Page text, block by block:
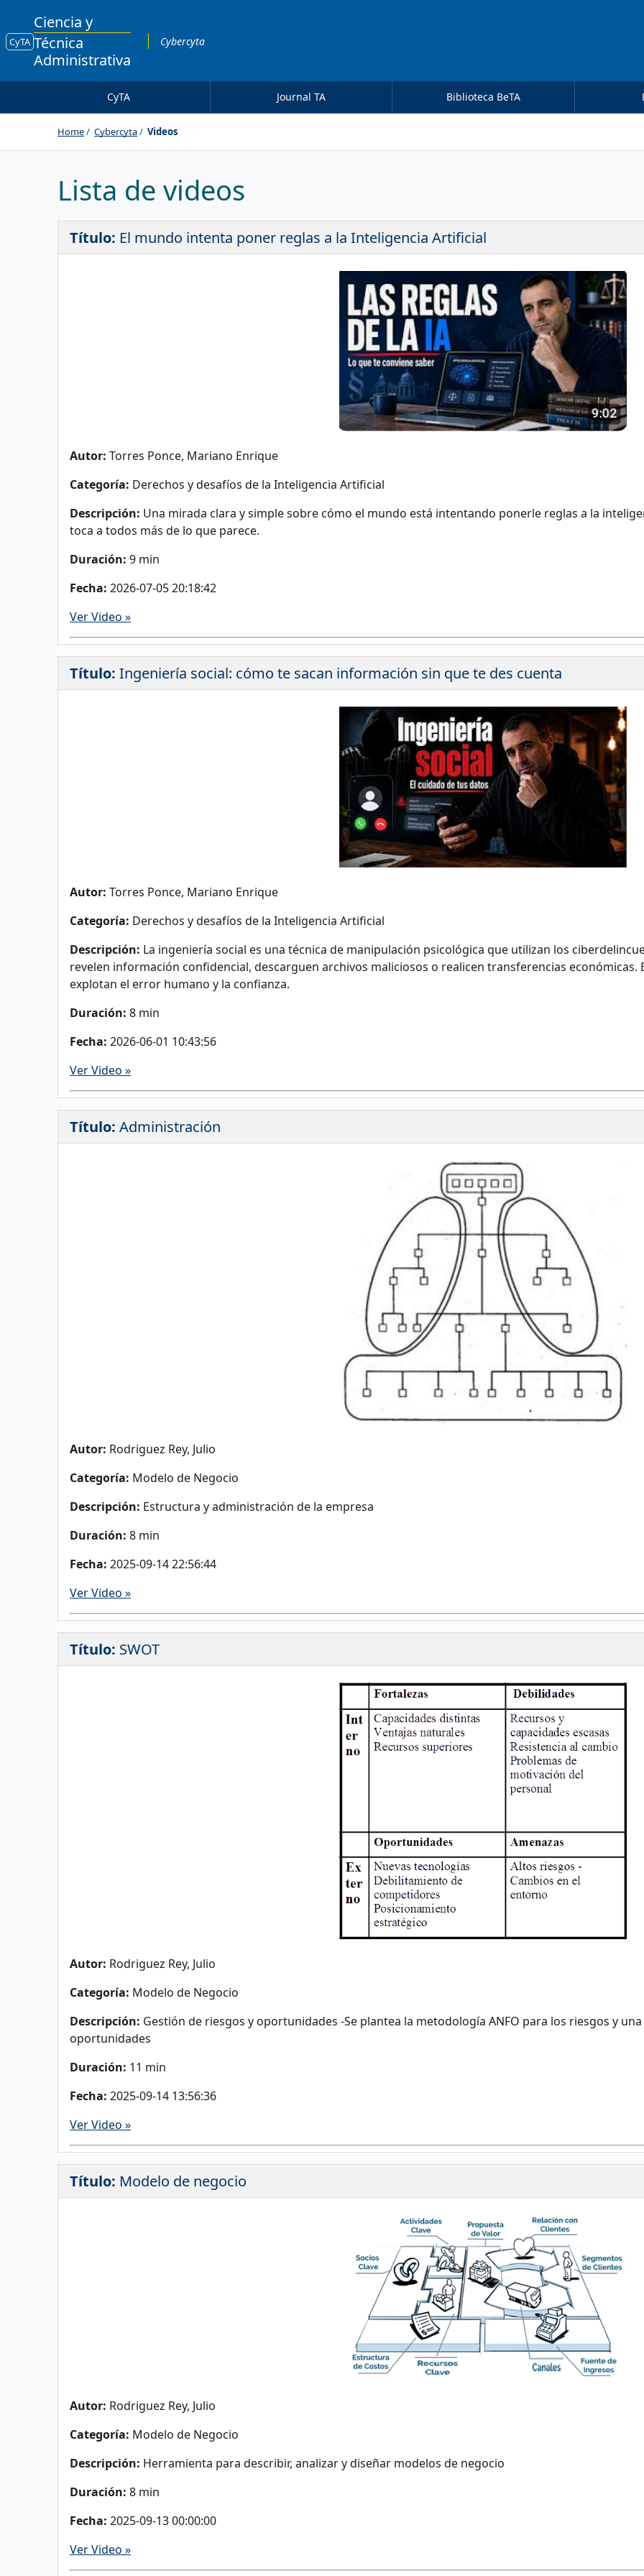
CyTA
Ciencia y
Técnica
Administrativa
Cybercyta
CyTA Journal TA Biblioteca BeTA
Home Cybercyta Videos
Lista de videos
Título: El mundo intenta poner reglas a la Inteligencia Artificial
Autor: Torres Ponce, Mariano Enrique
Categoría: Derechos y desafíos de la Inteligencia Artificial
Descripción: Una mirada clara y simple sobre cómo el mundo está intentando ponerle reglas a la
toca a todos más de lo que parece.
Duración: 9 min
Fecha: 2026-07-05 20:18:42
Ver Video »
Título: Ingeniería social: cómo te sacan información sin que te des cuenta
Autor: Torres Ponce, Mariano Enrique
Categoría: Derechos y desafíos de la Inteligencia Artificial
Descripción: La ingeniería social es una técnica de manipulación psicológica que utilizan los
revelen información confidencial, descarguen archivos maliciosos o realicen transferencias
explotan el error humano y la confianza.
Duración: 8 min
Fecha: 2026-06-01 10:43:56
Ver Video »
Título: Administración
Autor: Rodriguez Rey, Julio
Categoría: Modelo de Negocio
Descripción: Estructura y administración de la empresa
Duración: 8 min
Fecha: 2025-09-14 22:56:44
Ver Video »
Título: SWOT
Autor: Rodriguez Rey, Julio
Categoría: Modelo de Negocio
Descripción: Gestión de riesgos y oportunidades -Se plantea la metodología ANFO para los riesgos y
oportunidades
Duración: 11 min
Fecha: 2025-09-14 13:56:36
Ver Video »
Título: Modelo de negocio
Autor: Rodriguez Rey, Julio
Categoría: Modelo de Negocio
Descripción: Herramienta para describir, analizar y diseñar modelos de negocio
Duración: 8 min
Fecha: 2025-09-13 00:00:00
Ver Video »